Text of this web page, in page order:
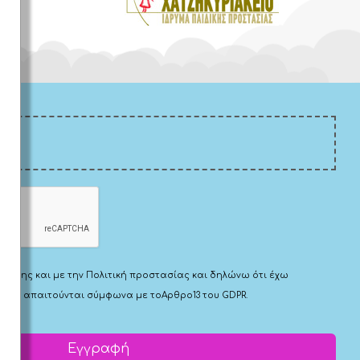
και με την Πολιτική προστασίας και δηλώνω ότι έχω
που απαιτούνται σύμφωνα με τοΑρθρο13 του GDPR.
Εγγραφή